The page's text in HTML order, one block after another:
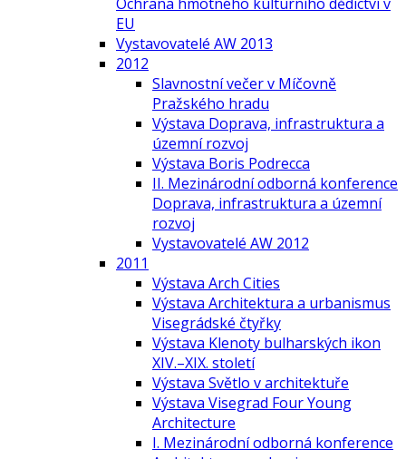
EU
Vystavovatelé AW 2013
2012
Slavnostní večer v Míčovně
Pražského hradu
Výstava Doprava, infrastruktura a
územní rozvoj
Výstava Boris Podrecca
II. Mezinárodní odborná konference
Doprava, infrastruktura a územní
rozvoj
Vystavovatelé AW 2012
2011
Výstava Arch Cities
Výstava Architektura a urbanismus
Visegrádské čtyřky
Výstava Klenoty bulharských ikon
XIV.–XIX. století
Výstava Světlo v architektuře
Výstava Visegrad Four Young
Architecture
I. Mezinárodní odborná konference